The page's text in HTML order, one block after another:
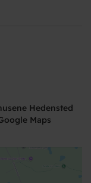
Hedensted
Maps